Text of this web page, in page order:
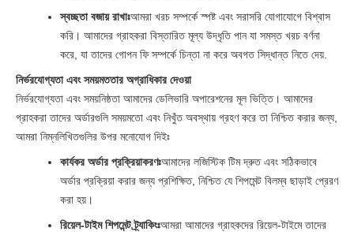
স্বচ্ছতা বজায় রাখাঃআমরা খরচ সম্পর্কে স্পষ্ট এবং সরাসরি যোগাযোগে বিশ্বাস
করি। আমাদের গ্রাহকরা বিস্তারিত মূল্য উদ্ধৃতি পান যা সমস্ত খরচ বর্ণনা
করে, যা তাদের গোপন ফি সম্পর্কে চিন্তা না করে অবগত সিদ্ধান্ত নিতে দেয়.
নির্ভরযোগ্যতা এবং সময়মততার অগ্রাধিকার দেওয়া
নির্ভরযোগ্যতা এবং সময়নিষ্ঠতা আমাদের ডেলিভারি অপারেশনের মূল ভিত্তি। আমাদের
গ্রাহকরা তাদের অর্ডারগুলি সময়মতো এবং নিখুঁত অবস্থায় গ্রহণ করে তা নিশ্চিত করার জন্য,
আমরা নিম্নলিখিতগুলির উপর মনোযোগ দিইঃ
কার্যকর অর্ডার প্রক্রিয়াকরণঃআমাদের লজিস্টিক টিম দ্রুত এবং সঠিকভাবে
অর্ডার প্রক্রিয়া করার জন্য প্রশিক্ষিত, নিশ্চিত যে শিপমেন্ট বিলম্ব ছাড়াই প্রেরণ
করা হয়।
রিয়েল-টাইম শিপমেন্ট ট্র্যাকিংঃআমরা আমাদের গ্রাহকদের রিয়েল-টাইমে তাদের